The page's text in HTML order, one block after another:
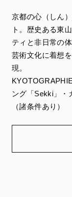
京都の心（しん
ト。歴史ある東
ティと非日常の
芸術文化に着想
現。
ング「Sekki」・
（諸条件あり）